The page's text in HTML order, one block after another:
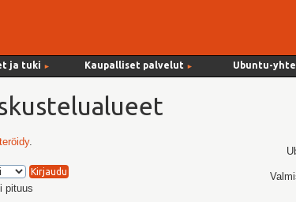
ja tuki ► Kaupalliset palvelut ► Ubuntu-
.
pituus